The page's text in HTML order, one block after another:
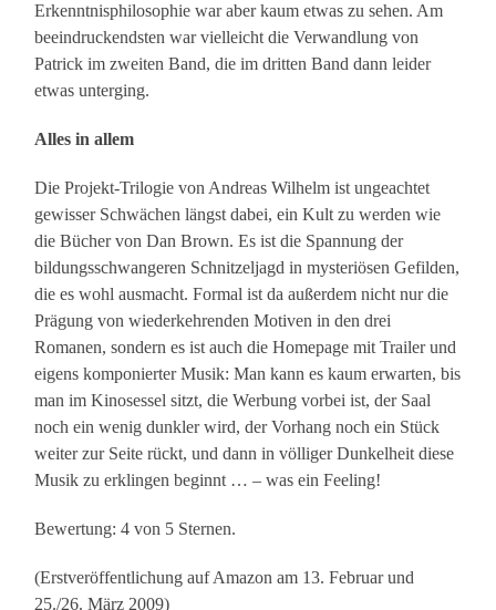
Erkenntnisphilosophie war aber kaum etwas zu sehen. Am
beeindruckendsten war vielleicht die Verwandlung von
Patrick im zweiten Band, die im dritten Band dann leider
etwas unterging.
Alles in allem
Die Projekt-Trilogie von Andreas Wilhelm ist ungeachtet
gewisser Schwächen längst dabei, ein Kult zu werden wie
die Bücher von Dan Brown. Es ist die Spannung der
bildungsschwangeren Schnitzeljagd in mysteriösen Gefilden,
die es wohl ausmacht. Formal ist da außerdem nicht nur die
Prägung von wiederkehrenden Motiven in den drei
Romanen, sondern es ist auch die Homepage mit Trailer und
eigens komponierter Musik: Man kann es kaum erwarten, bis
man im Kinosessel sitzt, die Werbung vorbei ist, der Saal
noch ein wenig dunkler wird, der Vorhang noch ein Stück
weiter zur Seite rückt, und dann in völliger Dunkelheit diese
Musik zu erklingen beginnt … – was ein Feeling!
Bewertung: 4 von 5 Sternen.
(Erstveröffentlichung auf Amazon am 13. Februar und
25./26. März 2009)